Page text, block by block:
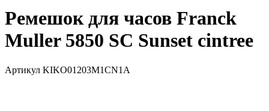
Ремешок для часов Franck
Muller 5850 SC Sunset cintree
Артикул KIKO01203M1CN1A